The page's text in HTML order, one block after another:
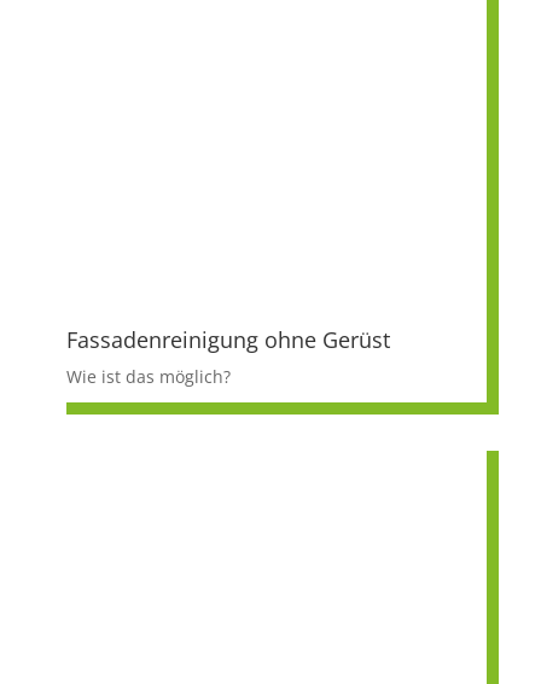
Fassadenreinigung ohne Gerüst
Wie ist das möglich?